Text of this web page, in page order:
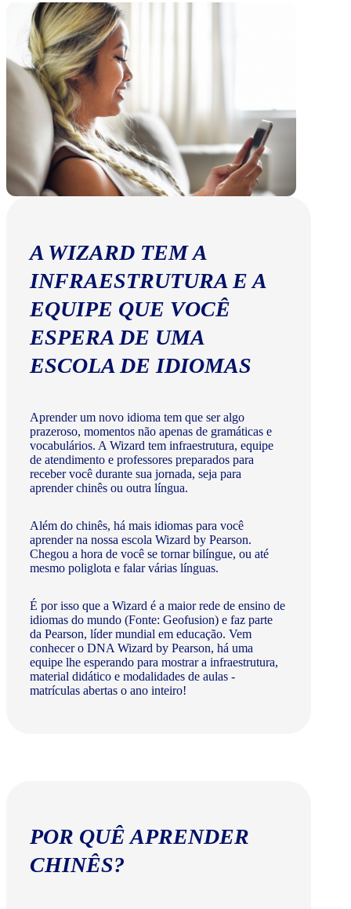
A WIZARD TEM A
INFRAESTRUTURA E A
EQUIPE QUE VOCÊ
ESPERA DE UMA
ESCOLA DE IDIOMAS
Aprender um novo idioma tem que ser algo
prazeroso, momentos não apenas de gramáticas e
vocabulários. A Wizard tem infraestrutura, equipe
de atendimento e professores preparados para
receber você durante sua jornada, seja para
aprender chinês ou outra língua.
Além do chinês, há mais idiomas para você
aprender na nossa escola Wizard by Pearson.
Chegou a hora de você se tornar bilíngue, ou até
mesmo poliglota e falar várias línguas.
É por isso que a Wizard é a maior rede de ensino de
idiomas do mundo (Fonte: Geofusion) e faz parte
da Pearson, líder mundial em educação. Vem
conhecer o DNA Wizard by Pearson, há uma
equipe lhe esperando para mostrar a infraestrutura,
material didático e modalidades de aulas -
matrículas abertas o ano inteiro!
POR QUÊ APRENDER
CHINÊS?